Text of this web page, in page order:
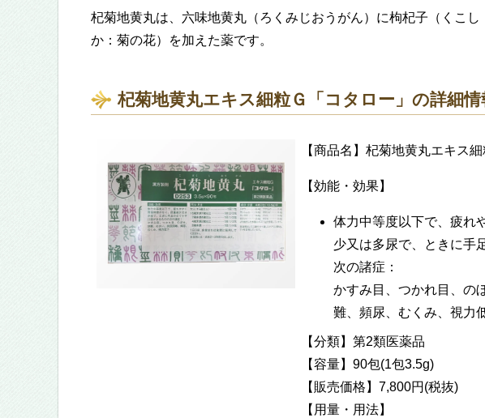
杞菊地黄丸は、六味地黄丸（ろくみじおうがん）に枸杞子（くこし
か：菊の花）を加えた薬です。
杞菊地黄丸エキス細粒Ｇ「コタロー」の詳細情
【商品名】杞菊地黄丸エキス
【効能・効果】
体力中等度以下で、疲れ
少又は多尿で、ときに手
次の諸症：
かすみ目、つかれ目、の
難、頻尿、むくみ、視力
【分類】第2類医薬品
【容量】90包(1包3.5g)
【販売価格】7,800円(税抜)
【用量・用法】